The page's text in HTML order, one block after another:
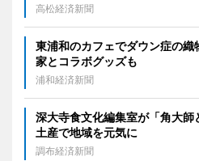
高松経済新聞
東浦和のカフェでダウン症の
家とコラボグッズも
浦和経済新聞
深大寺食文化編集室が「角大
土産で地域を元気に
調布経済新聞